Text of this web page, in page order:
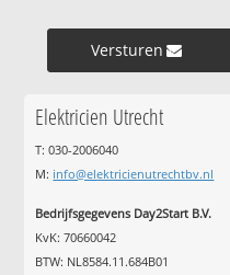
Versturen »
Elektricien Utrecht
T: 030-2006040
M: info@elektricienutrechtbv.nl
Bedrijfsgegevens Day2Start B.V.
KvK: 70660042
BTW: NL8584.11.684B01